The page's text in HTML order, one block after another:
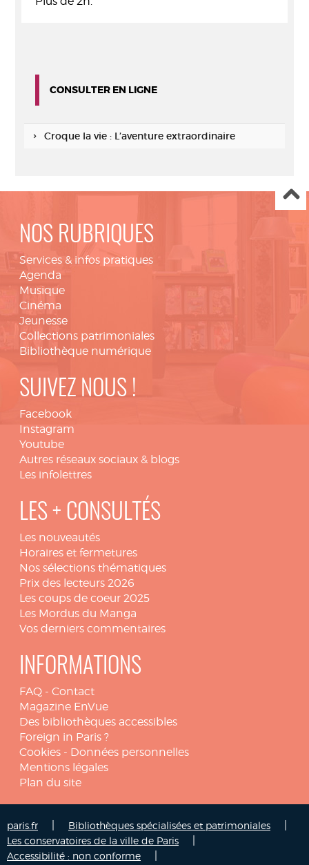
CONSULTER EN LIGNE
Croque la vie : L’aventure extraordinaire
NOS RUBRIQUES
Services & infos pratiques
Agenda
Musique
Cinéma
Jeunesse
Collections patrimoniales
Bibliothèque numérique
SUIVEZ NOUS !
Facebook
Instagram
Youtube
Autres réseaux sociaux & blogs
Les infolettres
LES + CONSULTÉS
Les nouveautés
Horaires et fermetures
Nos sélections thématiques
Prix des lecteurs 2026
Les coups de coeur 2025
Les Mordus du Manga
Vos derniers commentaires
INFORMATIONS
FAQ - Contact
Magazine EnVue
Des bibliothèques accessibles
Foreign in Paris ?
Cookies - Données personnelles
Mentions légales
Plan du site
paris.fr Bibliothèques spécialisées et patrimoniales
Les conservatoires de la ville de Paris
Accessibilité : non conforme